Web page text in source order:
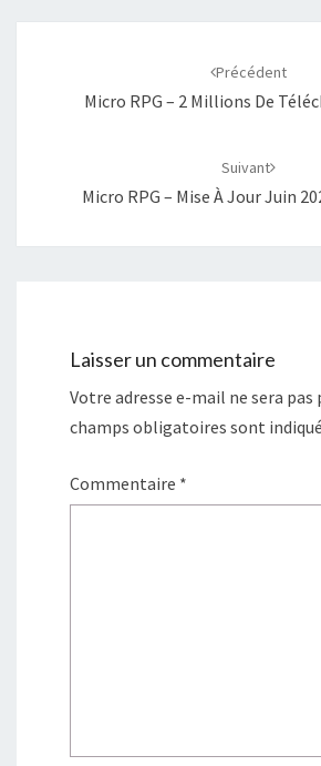
Précédent
Micro RPG – 2 Millions De
Suivant
Micro RPG – Mise À Jour Juin
Laisser un commentaire
Votre adresse e-mail ne sera pas
champs obligatoires sont
Commentaire *